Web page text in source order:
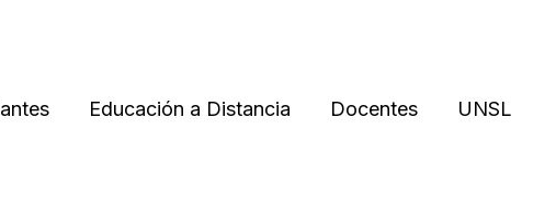
Educación a Distancia Docentes UNSL